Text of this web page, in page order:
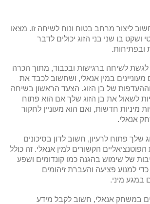
ליצור מרחב בטוח ונוח לשיחה זו. מצאו
ושקט בו שני בני הזוג יכולים לדבר
ובפתיחות.
לשיחה ברגישות ובכבוד, מתוך הכרה
מעוניינים במין אנאלי, ושחשוב לכבד את
של בן הזוג. הצעד הראשון בשיחה
לשאול את בן הזוג שלך אם הוא פתוח
מיניות חדשות, ואם הוא מעוניין לחקור
אנאלי.
שלך פתוח לרעיון, חשוב לדון בסיכונים
הפוטנציאליים הקשורים למין אנאלי. זה כולל
של שימוש בהגנה כמו קונדומים ושפע
למנוע פציעה והעברת זיהומים
במגע מיני.
במשחק אנאלי, חשוב לקבל מידע